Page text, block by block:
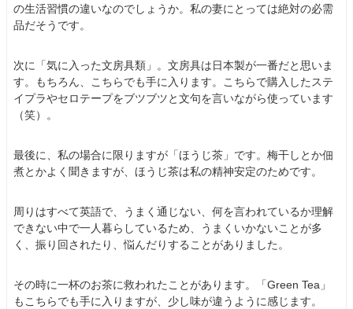
の生活習慣の違いなのでしょうか。私の妻にとっては絶対の必需
品だそうです。
次に「気に入った文房具類」。文房具は日本製が一番だと思いま
す。もちろん、こちらでも手に入ります。こちらで購入したステ
イプラやセロテープをブツブツと文句を言いながら使っています
（笑）。
最後に、私の場合に限りますが「ほうじ茶」です。梅干しとか佃
煮とかよく聞きますが、ほうじ茶は私の精神安定のためです。
周りはすべて英語で、うまく通じない、何を言われているか理解
できない中で一人暮らしているため、うまくいかないことが多
く、振り回されたり、悩んだりすることがありました。
その時に一杯のお茶に救われたことがあります。「Green Tea」
もこちらでも手に入りますが、少し味が違うように感じます。